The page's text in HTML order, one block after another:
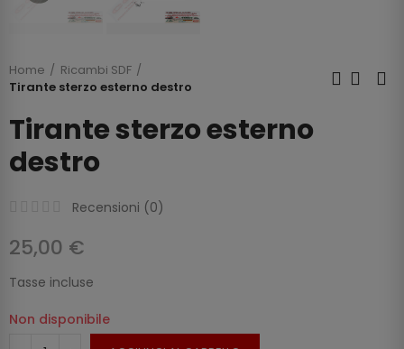
Home
Ricambi SDF
Tirante sterzo esterno destro
Tirante sterzo esterno
destro
Recensioni (0)
25,00 €
Tasse incluse
Non disponibile